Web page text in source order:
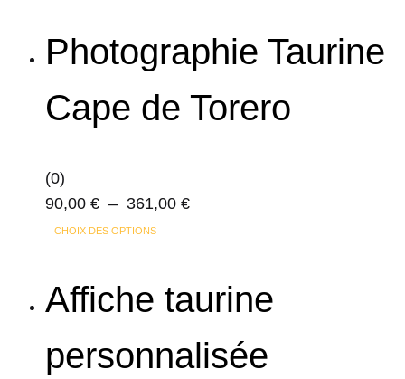
Photographie Taurine
Cape de Torero
(0)
90,00 € – 361,00 €Plage
à
CHOIX DES OPTIONSCe
plusieurs
Les
Affiche taurine
personnalisée